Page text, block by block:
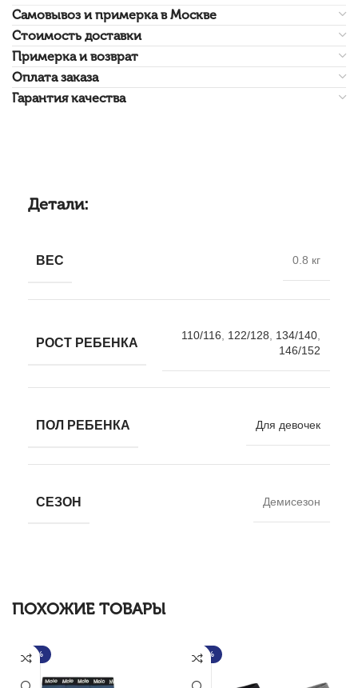
Самовывоз и примерка в Москве
Стоимость доставки
Примерка и возврат
Оплата заказа
Гарантия качества
Детали:
ВЕС 0.8 кг
РОСТ РЕБЕНКА
110/116 122/128 134/140
146/152
ПОЛ РЕБЕНКА Для девочек
СЕЗОН Демисезон
ПОХОЖИЕ ТОВАРЫ
-30% -30%